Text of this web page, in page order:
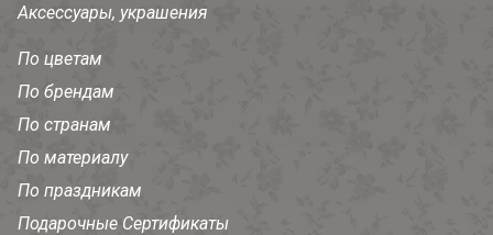
Аксессуары, украшения
По цветам
По брендам
По странам
По материалу
По праздникам
Подарочные Сертификаты